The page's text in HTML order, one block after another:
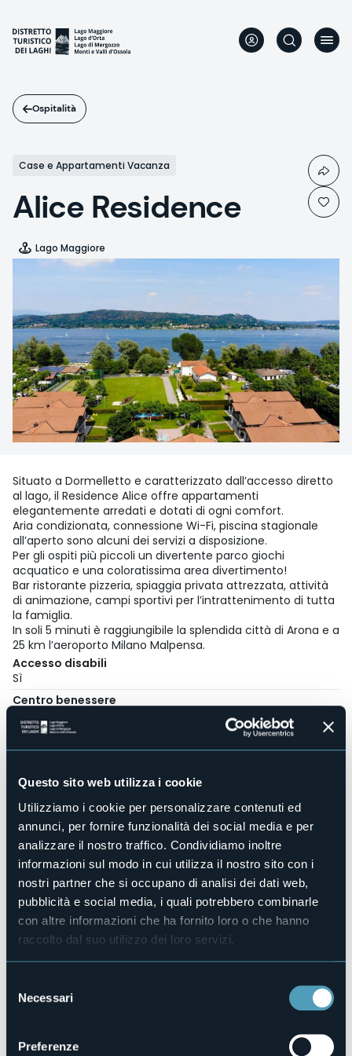
Questo sito web utilizza i cookie
Utilizziamo i cookie per personalizzare contenuti ed
annunci, per fornire funzionalità dei social media e per
analizzare il nostro traffico. Condividiamo inoltre
informazioni sul modo in cui utilizza il nostro sito con i
nostri partner che si occupano di analisi dei dati web,
pubblicità e social media, i quali potrebbero combinarle
con altre informazioni che ha fornito loro o che hanno
raccolto dal suo utilizzo dei loro servizi.
delNecessari
Preferenze
contenuto
principale
Ospitalità
Case e Appartamenti Vacanza
Alice Residence
Lago Maggiore
Situato a Dormelletto e caratterizzato dall’accesso diretto
al lago, il Residence Alice offre appartamenti
elegantemente arredati e dotati di ogni comfort.
Aria condizionata, connessione Wi-Fi, piscina stagionale
all’aperto sono alcuni dei servizi a disposizione.
Per gli ospiti più piccoli un divertente parco giochi
acquatico e una coloratissima area divertimento!
Bar ristorante pizzeria, spiaggia privata attrezzata, attività
di animazione, campi sportivi per l’intrattenimento di tutta
la famiglia.
In soli 5 minuti è raggiungibile la splendida città di Arona e a
25 km l’aeroporto Milano Malpensa.
Accesso disabili
Sì
Centro benessere
Sala congressi
No
Piscina
No
Animali ammessi
No
Appartamenti
42
Posti letto
150
E-mail
info@lagomag.com
Sito web
Telefono
003062-CIM-00001